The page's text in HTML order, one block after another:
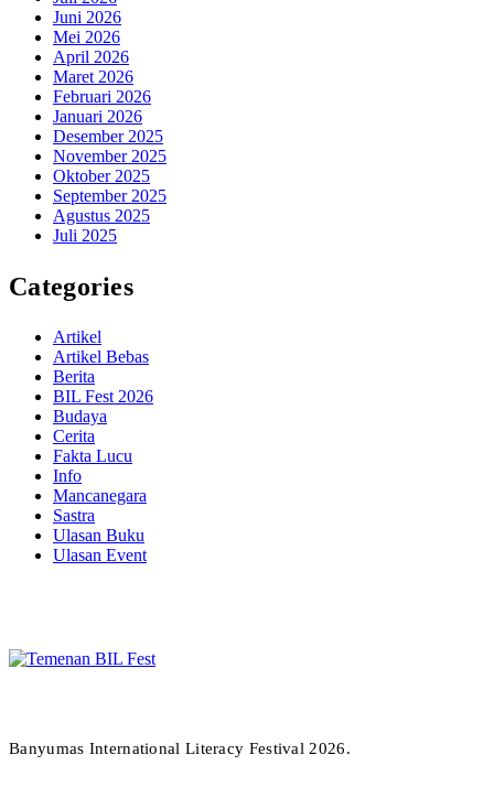
Juni 2026
Mei 2026
April 2026
Maret 2026
Februari 2026
Januari 2026
Desember 2025
November 2025
Oktober 2025
September 2025
Agustus 2025
Juli 2025
Categories
Artikel
Artikel Bebas
Berita
BIL Fest 2026
Budaya
Cerita
Fakta Lucu
Info
Mancanegara
Sastra
Ulasan Buku
Ulasan Event
Banyumas International Literacy Festival 2026.